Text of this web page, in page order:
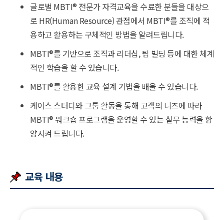
글로벌 MBTI® 전문가 자격교육을 수료한 분들을 대상으
로 HR(Human Resource) 관점에서 MBTI®를 조직에 적
용하고 활용하는 구체적인 방법을 알려드립니다.
MBTI®를 기반으로 조직과 리더십, 팀 빌딩 등에 대한 체계
적인 학습을 할 수 있습니다.
MBTI®를 활용한 교육 설계 기법을 배울 수 있습니다.
케이스 스터디와 그룹 활동을 통해 고객의 니즈에 따라
MBTI® 워크숍 프로그램을 운영할 수 있는 실무 능력을 함
양시켜 드립니다.
교육 내용